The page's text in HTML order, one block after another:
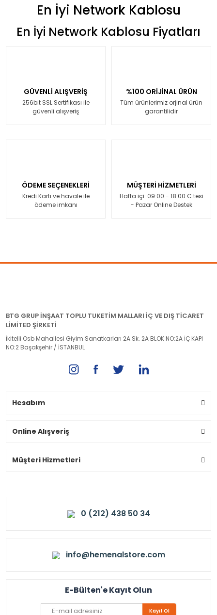
En İyi Network Kablosu
En İyi Network Kablosu Fiyatları
GÜVENLİ ALIŞVERİŞ
256bit SSL Sertifikası ile
güvenli alışveriş
%100 ORİJİNAL ÜRÜN
Tüm ürünlerimiz orjinal ürün
garantilidir
ÖDEME SEÇENEKLERİ
Kredi Kartı ve havale ile
ödeme imkanı
MÜŞTERİ HİZMETLERİ
Hafta içi: 09:00 - 18:00 C.tesi
- Pazar Online Destek
BTG GRUP İNŞAAT TOPLU TUKETİM MALLARI İÇ VE DIŞ TİCARET
LİMİTED ŞİRKETİ
İkitelli Osb Mahallesi Giyim Sanatkarları 2A Sk. 2A BLOK NO:2A İÇ KAPI
NO:2 Başakşehir / İSTANBUL
Hesabım
Online Alışveriş
Müşteri Hizmetleri
0 (212) 438 50 34
info@hemenalstore.com
E-Bülten'e Kayıt Olun
Kayıt Ol